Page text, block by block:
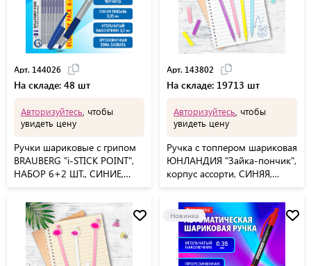
Арт. 144026
На складе: 48 шт
Авторизуйтесь , чтобы
увидеть цену
Ручки шариковые с грипом
BRAUBERG "i-STICK POINT",
НАБОР 6+2 ШТ., СИНИЕ,
блистер, 144026
Арт. 143802
На складе: 19713 шт
Авторизуйтесь , чтобы
увидеть цену
Ручка с топпером шариковая
ЮНЛАНДИЯ "Зайка-пончик",
корпус ассорти, СИНЯЯ,
143802
Новинка